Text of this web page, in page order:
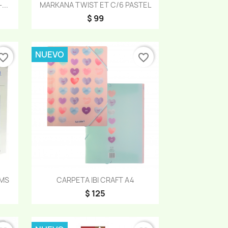
... MARKANA TWIST ET C/6 PASTEL
$ 99
Vista rápida
CARPETA IBI CRAFT A4
$ 125
NUEVO
Vista rápida
favorite_border